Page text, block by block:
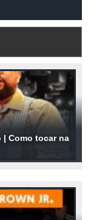
| Como tocar na